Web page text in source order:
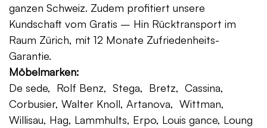
ganzen Schweiz. Zudem profitiert unsere
Kundschaft vom Gratis – Hin Rücktransport im
Raum Zürich, mit 12 Monate Zufriedenheits-
Garantie.
Möbelmarken:
De sede, Rolf Benz, Stega, Bretz, Cassina,
Corbusier, Walter Knoll, Artanova, Wittman,
Willisau, Hag, Lammhults, Erpo, Louis gance, Loung